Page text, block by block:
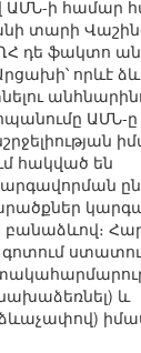
ԱՄՆ-ի համար
տարի
դե ֆակտո
որևէ
ԱՄՆ-ը
հակված են
և
ձևաչափով)